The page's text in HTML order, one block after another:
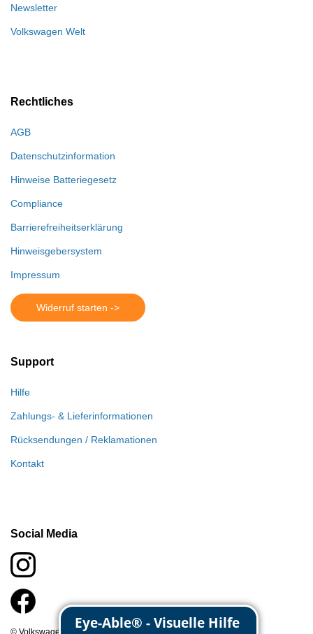
Newsletter
Volkswagen Welt
Rechtliches
AGB
Datenschutzinformation
Hinweise Batteriegesetz
Compliance
Barrierefreiheitserklärung
Hinweisgebersystem
Impressum
Widerruf starten ->
Support
Hilfe
Zahlungs- & Lieferinformationen
Rücksendungen / Reklamationen
Kontakt
Social Media
© Volkswagen Classic Parts 2026